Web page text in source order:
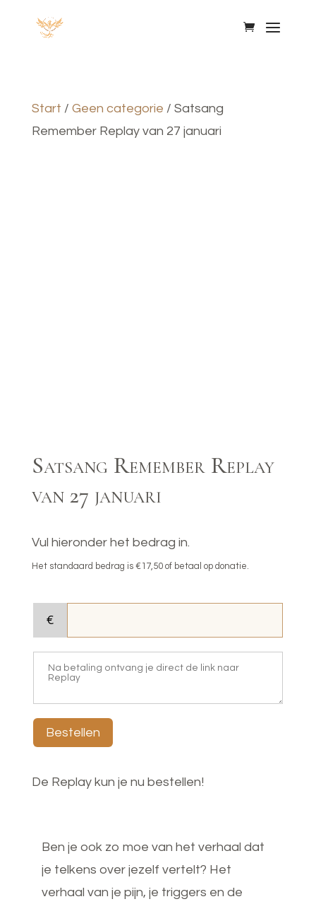
Start / Geen categorie / Satsang
Remember Replay van 27 januari
Satsang Remember Replay
van 27 januari
Vul hieronder het bedrag in.
Het standaard bedrag is €17,50 of betaal op donatie.
€
Bestellen
De Replay kun je nu bestellen!
Ben je ook zo moe van het verhaal dat
je telkens over jezelf vertelt? Het
verhaal van je pijn, je triggers en de